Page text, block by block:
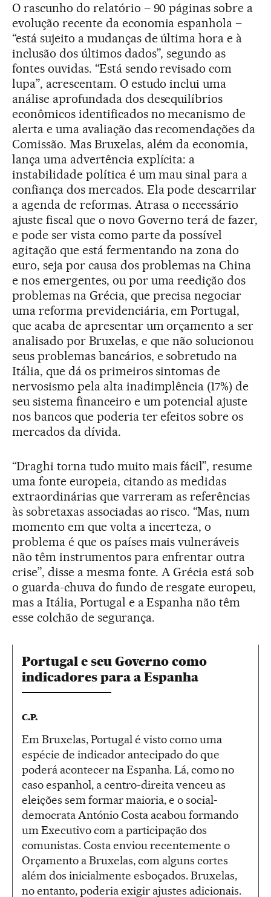
O rascunho do relatório – 90 páginas sobre a
evolução recente da economia espanhola –
“está sujeito a mudanças de última hora e à
inclusão dos últimos dados”, segundo as
fontes ouvidas. “Está sendo revisado com
lupa”, acrescentam. O estudo inclui uma
análise aprofundada dos desequilíbrios
econômicos identificados no mecanismo de
alerta e uma avaliação das recomendações da
Comissão. Mas Bruxelas, além da economia,
lança uma advertência explícita: a
instabilidade política é um mau sinal para a
confiança dos mercados. Ela pode descarrilar
a agenda de reformas. Atrasa o necessário
ajuste fiscal que o novo Governo terá de fazer,
e pode ser vista como parte da possível
agitação que está fermentando na zona do
euro, seja por causa dos problemas na China
e nos emergentes, ou por uma reedição dos
problemas na Grécia, que precisa negociar
uma reforma previdenciária, em Portugal,
que acaba de apresentar um orçamento a ser
analisado por Bruxelas, e que não solucionou
seus problemas bancários, e sobretudo na
Itália, que dá os primeiros sintomas de
nervosismo pela alta inadimplência (17%) de
seu sistema financeiro e um potencial ajuste
nos bancos que poderia ter efeitos sobre os
mercados da dívida.
“Draghi torna tudo muito mais fácil”, resume
uma fonte europeia, citando as medidas
extraordinárias que varreram as referências
às sobretaxas associadas ao risco. “Mas, num
momento em que volta a incerteza, o
problema é que os países mais vulneráveis
não têm instrumentos para enfrentar outra
crise”, disse a mesma fonte. A Grécia está sob
o guarda-chuva do fundo de resgate europeu,
mas a Itália, Portugal e a Espanha não têm
esse colchão de segurança.
Portugal e seu Governo como
indicadores para a Espanha
C.P.
Em Bruxelas, Portugal é visto como uma
espécie de indicador antecipado do que
poderá acontecer na Espanha. Lá, como no
caso espanhol, a centro-direita venceu as
eleições sem formar maioria, e o social-
democrata António Costa acabou formando
um Executivo com a participação dos
comunistas. Costa enviou recentemente o
Orçamento a Bruxelas, com alguns cortes
além dos inicialmente esboçados. Bruxelas,
no entanto, poderia exigir ajustes adicionais.